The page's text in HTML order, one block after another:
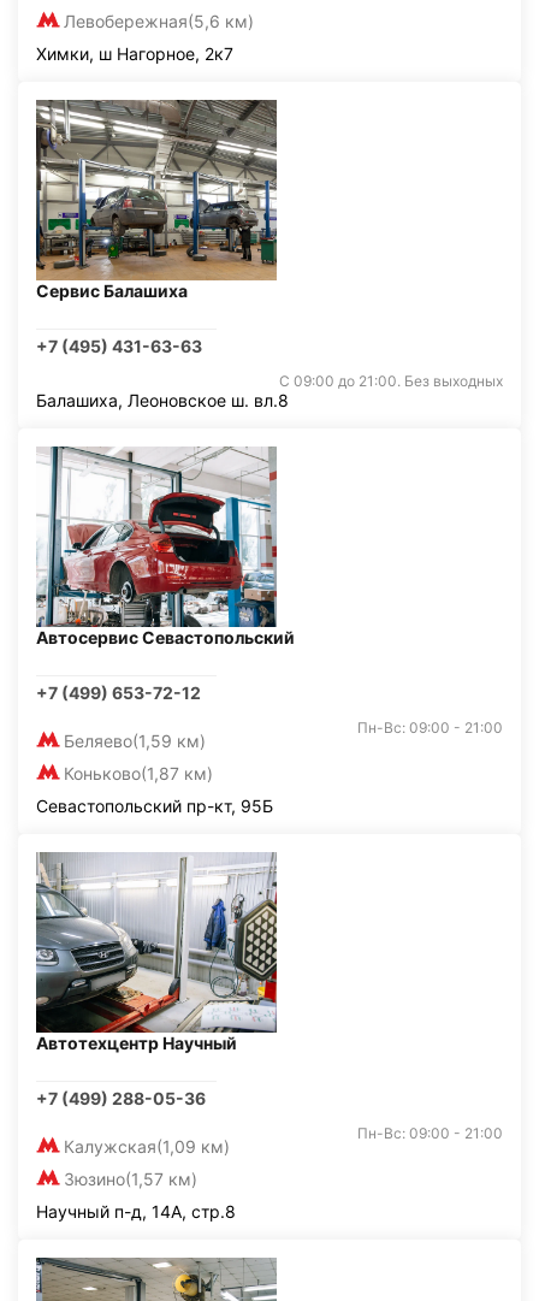
Левобережная(5,6 км)
Химки, ш Нагорное, 2к7
Сервис Балашиха
+7 (495) 431-63-63
С 09:00 до 21:00. Без выходных
Балашиха, Леоновское ш. вл.8
Автосервис Севастопольский
+7 (499) 653-72-12
Беляево(1,59 км)
Коньково(1,87 км)
Пн-Вс: 09:00 - 21:00
Севастопольский пр-кт, 95Б
Автотехцентр Научный
+7 (499) 288-05-36
Калужская(1,09 км)
Зюзино(1,57 км)
Пн-Вс: 09:00 - 21:00
Научный п-д, 14А, стр.8